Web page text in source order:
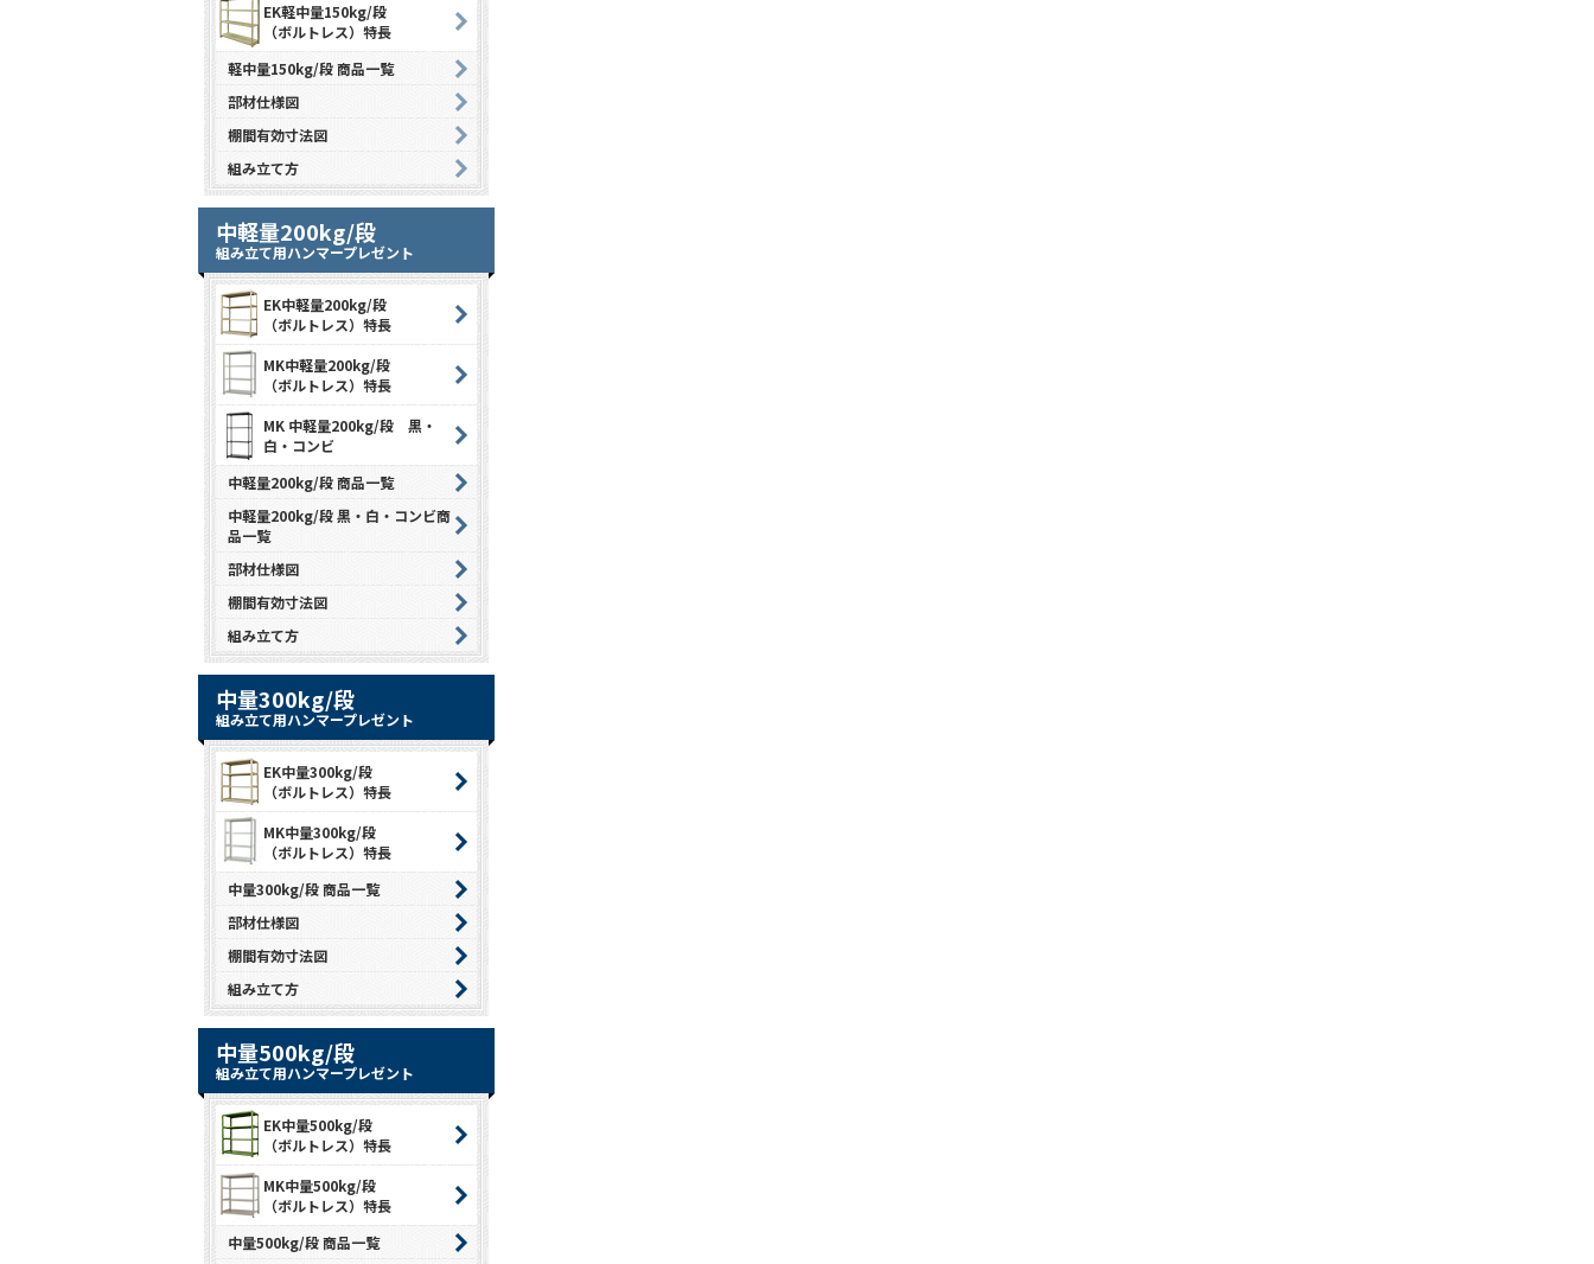
EK軽中量150kg/段
（ボルトレス）特長
軽中量150kg/段 商品一覧
部材仕様図
棚間有効寸法図
組み立て方
中軽量200kg/段
組み立て用ハンマープレゼント
EK中軽量200kg/段
（ボルトレス）特長
MK中軽量200kg/段
（ボルトレス）特長
MK 中軽量200kg/段 黒・
白・コンビ
中軽量200kg/段 商品一覧
中軽量200kg/段 黒・白・コンビ商
品一覧
部材仕様図
棚間有効寸法図
組み立て方
中量300kg/段
組み立て用ハンマープレゼント
EK中量300kg/段
（ボルトレス）特長
MK中量300kg/段
（ボルトレス）特長
中量300kg/段 商品一覧
部材仕様図
棚間有効寸法図
組み立て方
中量500kg/段
組み立て用ハンマープレゼント
EK中量500kg/段
（ボルトレス）特長
MK中量500kg/段
（ボルトレス）特長
中量500kg/段 商品一覧